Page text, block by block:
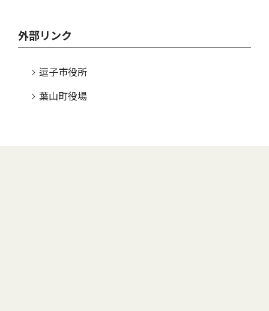
外部リンク
逗子市役所
葉山町役場